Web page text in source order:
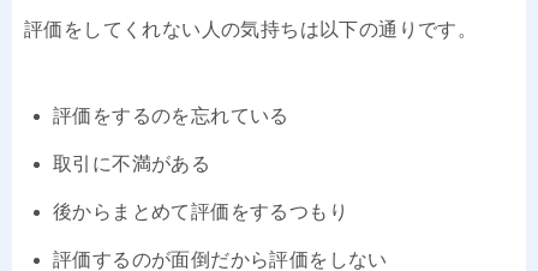
評価をしてくれない人の気持ちは以下の通りです。
評価をするのを忘れている
取引に不満がある
後からまとめて評価をするつもり
評価するのが面倒だから評価をしない